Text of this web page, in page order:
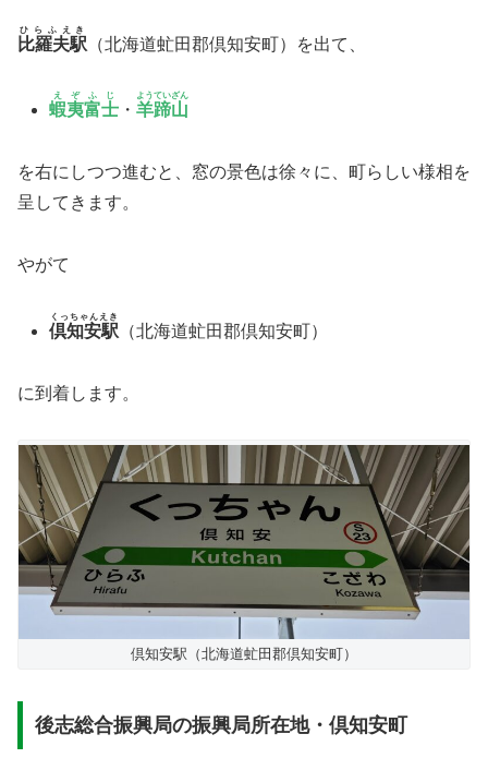
比羅夫駅
ひらふえき
（北海道虻田郡倶知安町）を出て、
蝦夷富士
えぞふじ
・羊蹄山
ようていざん
を右にしつつ進むと、窓の景色は徐々に、町らしい様相を
呈してきます。
やがて
倶知安駅
くっちゃんえき
（北海道虻田郡倶知安町）
に到着します。
倶知安駅（北海道虻田郡倶知安町）
後志総合振興局の振興局所在地・倶知安町